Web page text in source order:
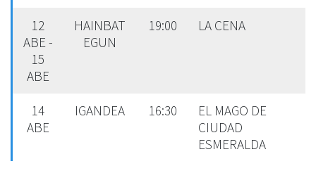
12
ABE -
15
ABE
HAINBAT
EGUN
19:00 LA CENA
14
ABE
IGANDEA 16:30
EL MAGO DE
CIUDAD
ESMERALDA